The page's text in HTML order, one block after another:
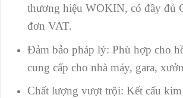
thương hiệu WOKIN, có đầy đủ
đơn VAT.
Đảm bảo pháp lý: Phù hợp cho
cung cấp cho nhà máy, gara,
Chất lượng vượt trội: Kết cấu kim